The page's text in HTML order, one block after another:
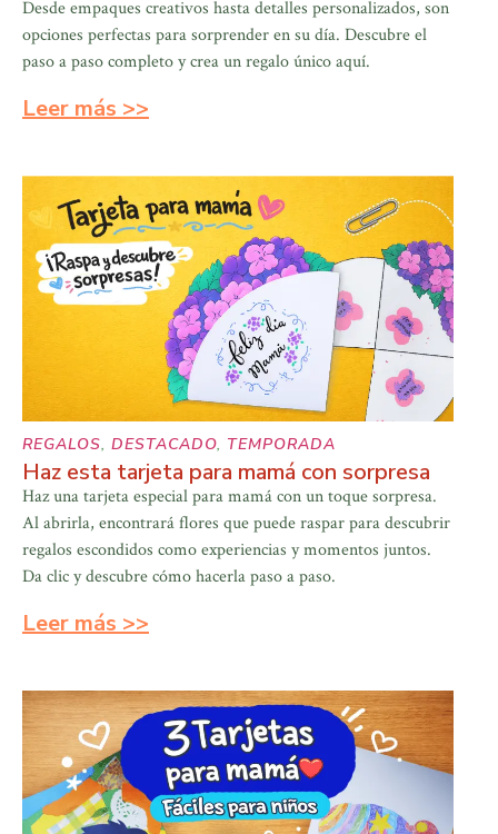
Desde empaques creativos hasta detalles personalizados, son
opciones perfectas para sorprender en su día. Descubre el
paso a paso completo y crea un regalo único aquí.
Leer más >>
REGALOS, DESTACADO, TEMPORADA
Haz esta tarjeta para mamá con sorpresa
Haz una tarjeta especial para mamá con un toque sorpresa.
Al abrirla, encontrará flores que puede raspar para descubrir
regalos escondidos como experiencias y momentos juntos.
Da clic y descubre cómo hacerla paso a paso.
Leer más >>